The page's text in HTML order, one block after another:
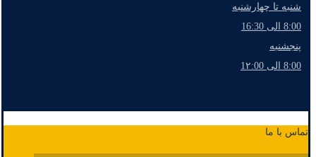
شنبه تا چهارشنبه
8:00 الی 16:30
پنجشنبه
8:00 الی 1۲:00
تماس با ما